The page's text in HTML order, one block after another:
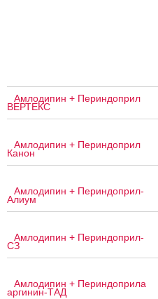
Амлодипин + Периндоприл
ВЕРТЕКС
Амлодипин + Периндоприл
Канон
Амлодипин + Периндоприл-
Алиум
Амлодипин + Периндоприл-
СЗ
Амлодипин + Периндоприла
аргинин-ТАД